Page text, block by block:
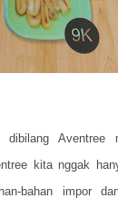
Aventree
kita nggak
bahan impor